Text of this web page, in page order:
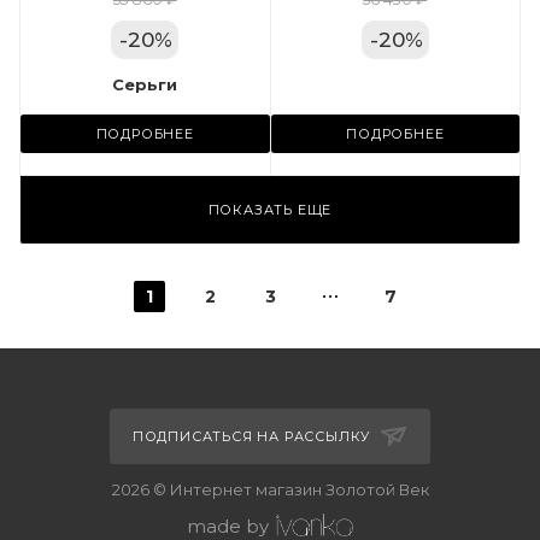
-20%
Серьги
ПОДРОБНЕЕ
Металл
Золото
КРАС
ул. Пушкинская, 11А
-20%
ПОДРОБНЕЕ
ПОКАЗАТЬ ЕЩЕ
1 2 3 7
ПОДПИСАТЬСЯ НА РАССЫЛКУ
2026 © Интернет магазин Золотой Век
made by